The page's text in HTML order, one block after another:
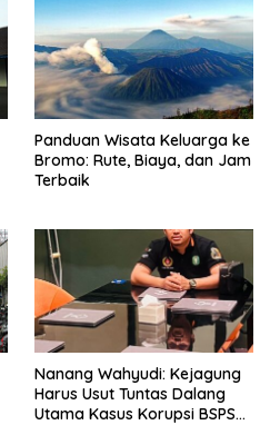
Panduan Wisata Keluarga ke
Bromo: Rute, Biaya, dan Jam
Terbaik
Nanang Wahyudi: Kejagung
Harus Usut Tuntas Dalang
Utama Kasus Korupsi BSPS